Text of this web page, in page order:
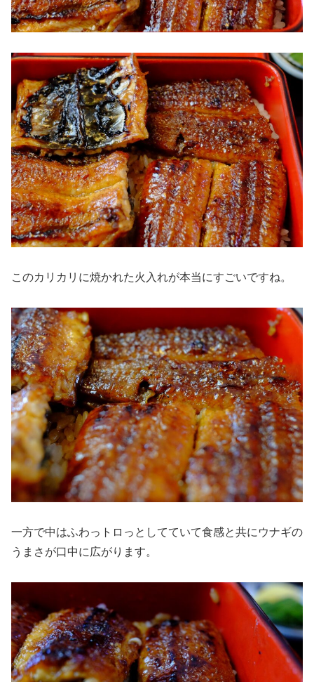
このカリカリに焼かれた火入れが本当にすごいですね。
一方で中はふわっトロっとしてていて食感と共にウナギの
うまさが口中に広がります。